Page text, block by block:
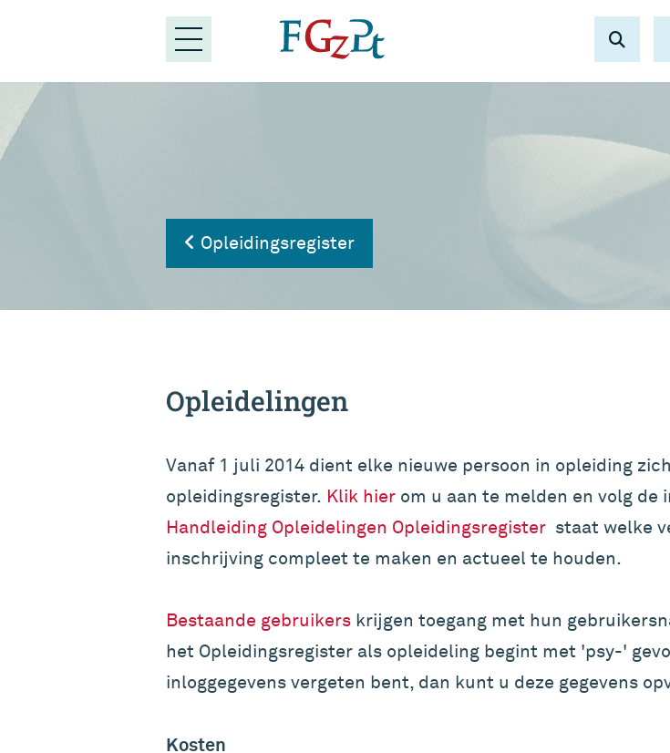
Opleidingsregister
Opleidelingen
Vanaf 1 juli 2014 dient elke nieuwe persoon in opleiding
opleidingsregister. Klik hier om u aan te melden en volg
Handleiding Opleidelingen Opleidingsregister staat welke
inschrijving compleet te maken en actueel te houden.
Bestaande gebruikers krijgen toegang met hun
het Opleidingsregister als opleideling begint met 'psy-'
inloggegevens vergeten bent, dan kunt u deze gegevens
Kosten